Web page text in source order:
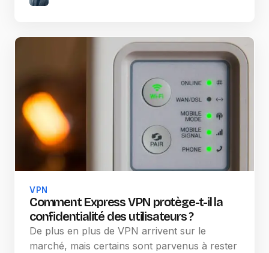
VPN
Comment Express VPN protège-t-il la
confidentialité des utilisateurs ?
De plus en plus de VPN arrivent sur le
marché, mais certains sont parvenus à rester